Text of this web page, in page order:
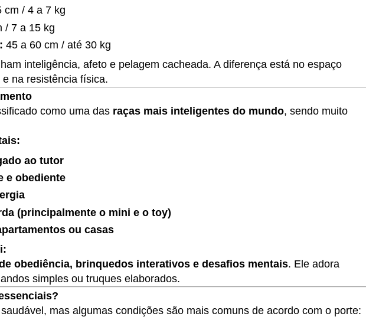
cm / 4 a 7 kg
/ 7 a 15 kg
45 a 60 cm / até 30 kg
inteligência, afeto e pelagem cacheada. A diferença está no espaço
na resistência física.
como uma das raças mais inteligentes do mundo, sendo muito
ao tutor
e obediente
(principalmente o mini e o toy)
ou casas
obediência, brinquedos interativos e desafios mentais. Ele adora
simples ou truques elaborados.
mas algumas condições são mais comuns de acordo com o porte: